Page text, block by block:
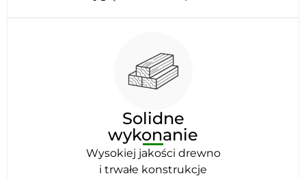
Solidne
wykonanie
Wysokiej jakości drewno
i trwałe konstrukcje